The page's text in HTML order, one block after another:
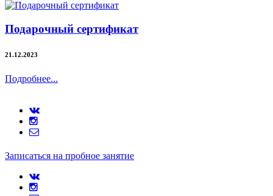
Подарочный сертификат
21.12.2023
Подробнее...
Записаться на пробное занятие